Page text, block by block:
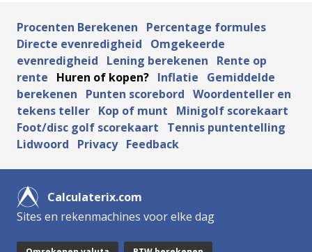
Procenten Berekenen
Percentage formules
Directe evenredigheid
Omgekeerde
evenredigheid
Lening berekenen
Rente op
rente
Huren of kopen? Inflatie
Gemiddelde
berekenen
Punten scorebord Woordenteller en
tekens teller Kop of munt
Minigolf scorekaart
Foot/disc golf scorekaart
Tennis puntentelling
Lidwoord
Privacy Feedback
Calculaterix.com
Sites en rekenmachines voor elke dag